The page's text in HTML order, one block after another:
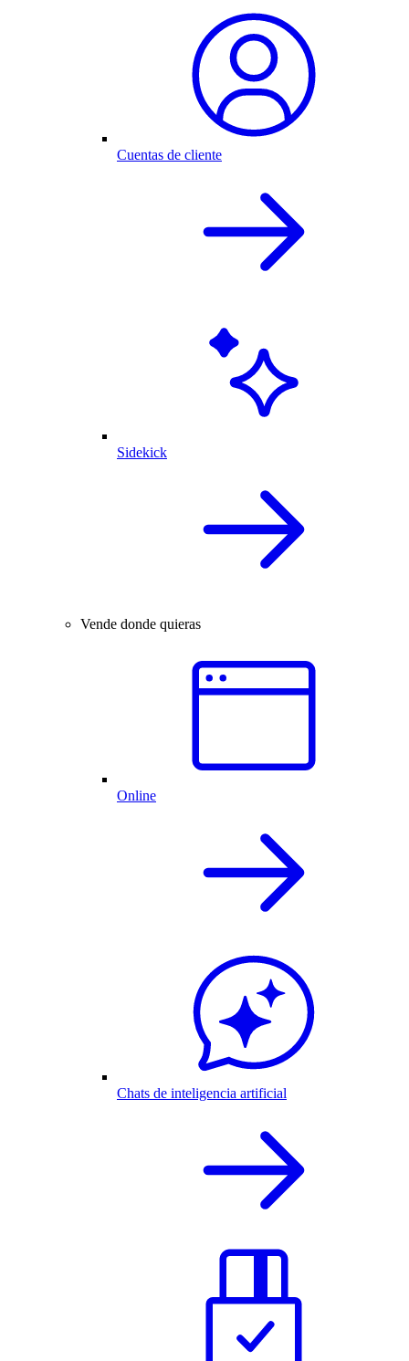
Cuentas de cliente
Sidekick
Vende donde quieras
Online
Chats de inteligencia artificial